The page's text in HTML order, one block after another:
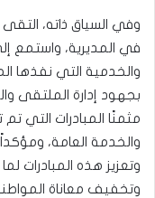
وفي السياق ذاته،
في المديرية، واستمع
والخدمية التي نفذها
بجهود إدارة الملتقى
مثمنًا المبادرات التي
والخدمة العامة،
وتعزيز هذه المبادرات
وتخفيف معاناة